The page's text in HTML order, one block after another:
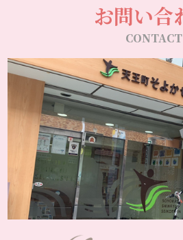
お問い合
CONTACT